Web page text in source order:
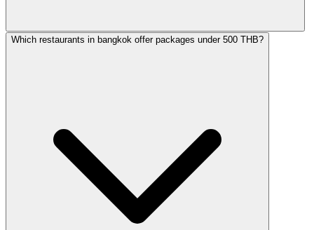
Which restaurants in bangkok offer packages under 500 THB?